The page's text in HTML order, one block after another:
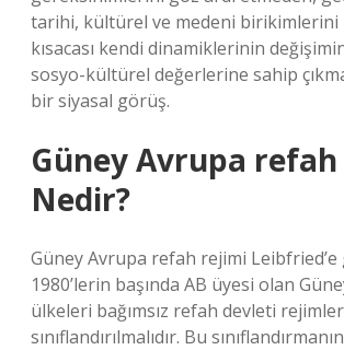
tarihi, kültürel ve medeni birikimlerini
kısacası kendi dinamiklerinin
sosyo-kültürel değerlerine sahip
bir siyasal görüş.
Güney Avrupa
Nedir?
Güney Avrupa refah rejimi Leibfried’e
1980’lerin başında AB üyesi olan
ülkeleri bağımsız refah devleti
sınıflandırılmalıdır. Bu